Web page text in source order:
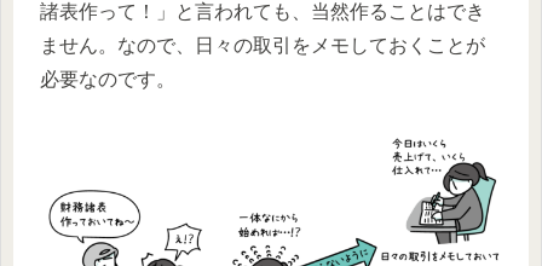
諸表作って！」と言われても、当然作ることはでき
ません。なので、日々の取引をメモしておくことが
必要なのです。